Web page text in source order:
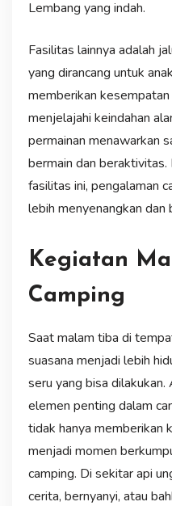
Lembang yang indah.
Fasilitas lainnya adalah
yang dirancang untuk
memberikan
menjelajahi keindahan
permainan menawarkan
bermain dan
fasilitas ini, pengalaman
lebih menyenangkan dan
Kegiatan
Camping
Saat malam tiba di
suasana menjadi lebih
seru yang bisa
elemen penting dalam
tidak hanya memberikan
menjadi momen
camping. Di sekitar api
cerita, bernyanyi, atau